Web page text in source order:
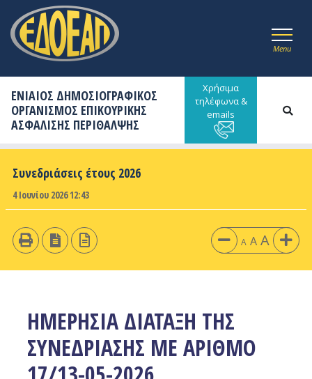
Menu
ΕΝΙΑΙΟΣ ΔΗΜΟΣΙΟΓΡΑΦΙΚΟΣ
ΟΡΓΑΝΙΣΜΟΣ ΕΠΙΚΟΥΡΙΚΗΣ
ΑΣΦΑΛΙΣΗΣ ΠΕΡΙΘΑΛΨΗΣ
Χρήσιμα
τηλέφωνα &
emails
Συνεδριάσεις έτους 2026
4 Ιουνίου 2026 12:43
A A A
ΗΜΕΡΗΣΙΑ ΔΙΑΤΑΞΗ ΤΗΣ
ΣΥΝΕΔΡΙΑΣΗΣ ΜΕ ΑΡΙΘΜΟ